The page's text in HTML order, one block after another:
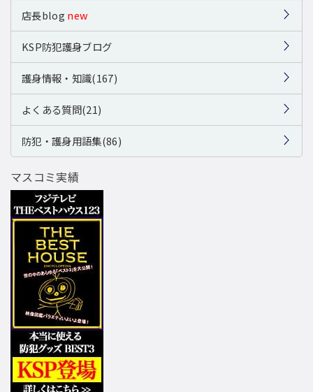
店長blog new
KSP防犯護身ブログ
護身情報・知識(167)
よくある質問(21)
防犯・護身用語集(86)
マスコミ実績